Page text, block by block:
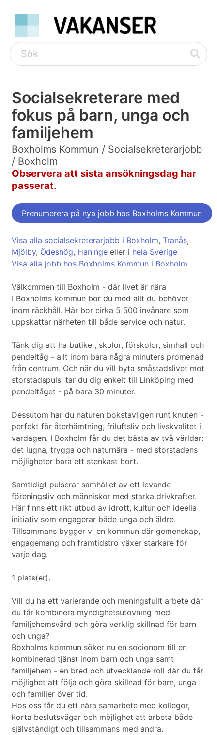
Socialsekreterare med
fokus på barn, unga och
familjehem
Boxholms Kommun / Socialsekreterarjobb
/ Boxholm
Observera att sista ansökningsdag har
passerat.
Prenumerera på nya jobb hos Boxholms Kommun
Visa alla socialsekreterarjobb i Boxholm, Tranås,
Mjölby, Ödeshög, Haninge eller i hela Sverige
Visa alla jobb hos Boxholms Kommun i Boxholm
Välkommen till Boxholm - där livet är nära
I Boxholms kommun bor du med allt du behöver
inom räckhåll. Här bor cirka 5 500 invånare som
uppskattar närheten till både service och natur.
Tänk dig att ha butiker, skolor, förskolor, simhall och
pendeltåg - allt inom bara några minuters promenad
från centrum. Och när du vill byta småstadslivet mot
storstadspuls, tar du dig enkelt till Linköping med
pendeltåget - på bara 30 minuter.
Dessutom har du naturen bokstavligen runt knuten -
perfekt för återhämtning, friluftsliv och livskvalitet i
vardagen. I Boxholm får du det bästa av två världar:
det lugna, trygga och naturnära - med storstadens
möjligheter bara ett stenkast bort.
Samtidigt pulserar samhället av ett levande
föreningsliv och människor med starka drivkrafter.
Här finns ett rikt utbud av idrott, kultur och ideella
initiativ som engagerar både unga och äldre.
Tillsammans bygger vi en kommun där gemenskap,
engagemang och framtidstro växer starkare för
varje dag.
1 plats(er).
Vill du ha ett varierande och meningsfullt arbete där
du får kombinera myndighetsutövning med
familjehemsvård och göra verklig skillnad för barn
och unga?
Boxholms kommun söker nu en socionom till en
kombinerad tjänst inom barn och unga samt
familjehem - en bred och utvecklande roll där du får
möjlighet att följa och göra skillnad för barn, unga
och familjer över tid.
Hos oss får du ett nära samarbete med kollegor,
korta beslutsvägar och möjlighet att arbeta både
självständigt och tillsammans med andra.